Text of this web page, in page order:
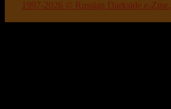
1997-2026 © Russian Darkside e-Zine.